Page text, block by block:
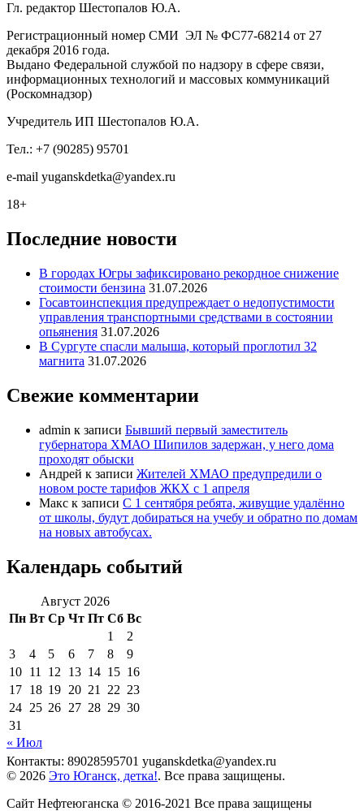
Гл. редактор Шестопалов Ю.А.
Регистрационный номер СМИ ЭЛ № ФС77-68214 от 27
декабря 2016 года.
Выдано Федеральной службой по надзору в сфере связи,
информационных технологий и массовых коммуникаций
(Роскомнадзор)
Учредитель ИП Шестопалов Ю.А.
Тел.: +7 (90285) 95701
e-mail yuganskdetka@yandex.ru
18+
Последние новости
В городах Югры зафиксировано рекордное снижение
стоимости бензина 31.07.2026
Госавтоинспекция предупреждает о недопустимости
управления транспортными средствами в состоянии
опьянения 31.07.2026
В Сургуте спасли малыша, который проглотил 32
магнита 31.07.2026
Свежие комментарии
admin к записи Бывший первый заместитель
губернатора ХМАО Шипилов задержан, у него дома
проходят обыски
Андрей к записи Жителей ХМАО предупредили о
новом росте тарифов ЖКХ с 1 апреля
Макс к записи С 1 сентября ребята, живущие удалённо
от школы, будут добираться на учебу и обратно по домам
на новых автобусах.
Календарь событий
Август 2026
Пн Вт Ср Чт Пт Сб Вс
1
2
3
4 5 6 7 8
9
10 11 12 13 14 15 16
17 18 19 20 21 22 23
24 25 26 27 28 29 30
31
« Июл
Контакты: 89028595701 yuganskdetka@yandex.ru
© 2026 Это Юганск, детка!. Все права защищены.
Сайт Нефтеюганска © 2016-2021 Все права защищены